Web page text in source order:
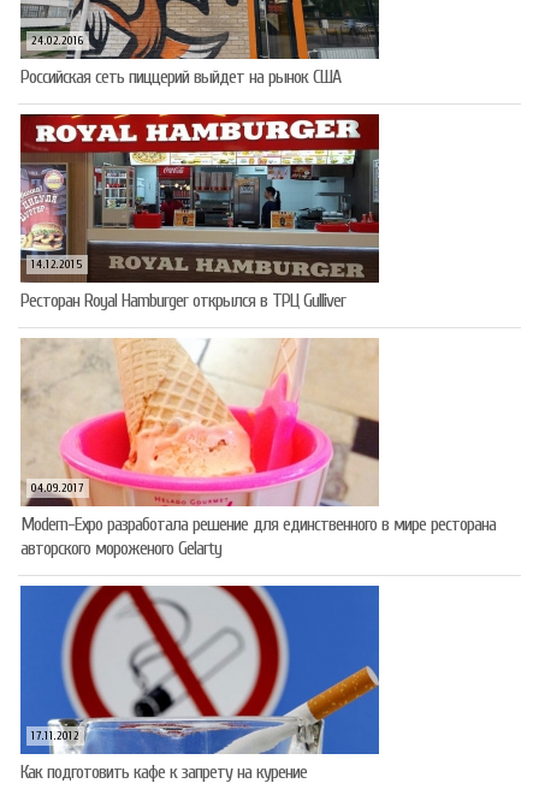
24.02.2016
Российская сеть пиццерий выйдет на рынок США
14.12.2015
Ресторан Royal Hamburger открылся в ТРЦ Gulliver
04.09.2017
Modern-Expo разработала решение для единственного в мире ресторана
авторского мороженого Gelarty
17.11.2012
Как подготовить кафе к запрету на курение